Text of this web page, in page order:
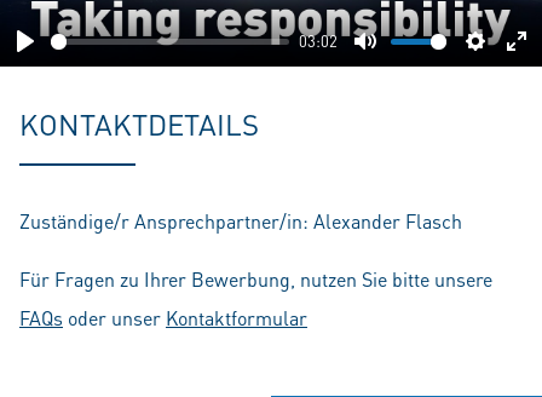
Play
03:02
Mute
KONTAKTDETAILS
Zuständige/r Ansprechpartner/in: Alexander Flasch
Für Fragen zu Ihrer Bewerbung, nutzen Sie bitte unsere
FAQs oder unser Kontaktformular